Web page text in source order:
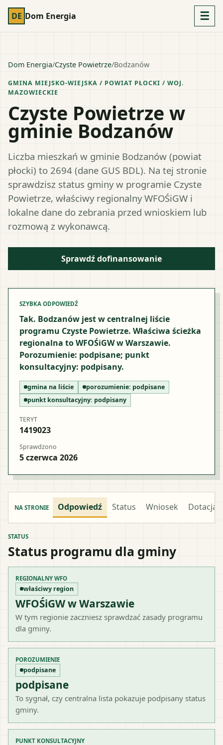
DE Dom Energia ☰
Dom Energia/Czyste Powietrze/Bodzanów
GMINA MIEJSKO-WIEJSKA / POWIAT PŁOCKI / WOJ.
MAZOWIECKIE
Czyste Powietrze w
gminie Bodzanów
Liczba mieszkań w gminie Bodzanów (powiat
płocki) to 2694 (dane GUS BDL). Na tej stronie
sprawdzisz status gminy w programie Czyste
Powietrze, właściwy regionalny WFOŚiGW i
lokalne dane do zebrania przed wnioskiem lub
rozmową z wykonawcą.
Sprawdź dofinansowanie
SZYBKA ODPOWIEDŹ
Tak. Bodzanów jest w centralnej liście
programu Czyste Powietrze. Właściwa ścieżka
regionalna to WFOŚiGW w Warszawie.
Porozumienie: podpisane; punkt
konsultacyjny: podpisany.
gmina na liście porozumienie: podpisane
punkt konsultacyjny: podpisany
TERYT
1419023
Sprawdzono
5 czerwca 2026
NA STRONIE Odpowiedź Status Wniosek Dotacja
STATUS
Status programu dla gminy
REGIONALNY WFO
właściwy region
WFOŚiGW w Warszawie
W tym regionie zaczniesz sprawdzać zasady programu
dla gminy.
POROZUMIENIE
podpisane
podpisane
To sygnał, czy centralna lista pokazuje podpisany status
gminy.
PUNKT KONSULTACYJNY